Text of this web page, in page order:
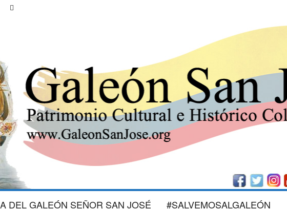
DEL GALEÓN SEÑOR SAN JOSÉ #SALVEMOSALGALEÓN